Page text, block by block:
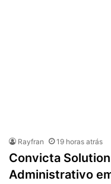
Rayfran 19 horas atrás
Convicta
Administrativo